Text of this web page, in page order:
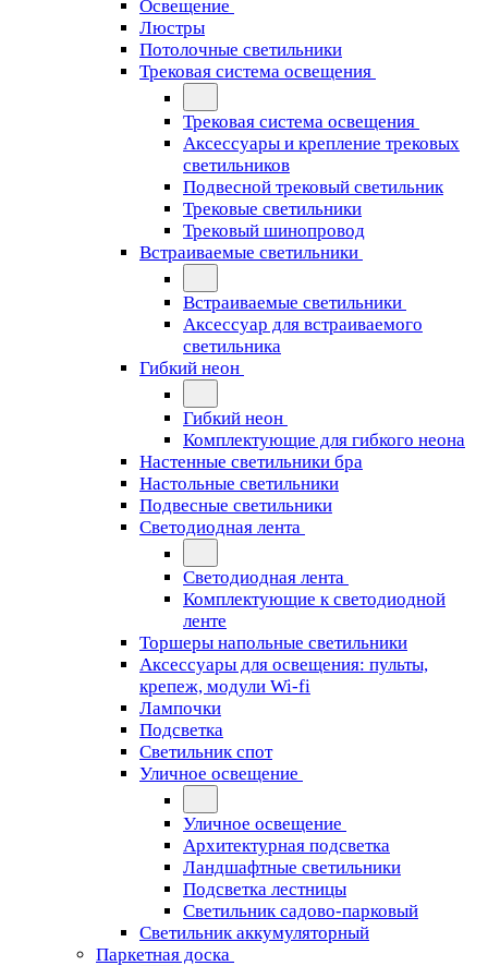
Освещение
Люстры
Потолочные светильники
Трековая система освещения
Трековая система освещения
Аксессуары и крепление трековых
светильников
Подвесной трековый светильник
Трековые светильники
Трековый шинопровод
Встраиваемые светильники
Встраиваемые светильники
Аксессуар для встраиваемого
светильника
Гибкий неон
Гибкий неон
Комплектующие для гибкого неона
Настенные светильники бра
Настольные светильники
Подвесные светильники
Светодиодная лента
Светодиодная лента
Комплектующие к светодиодной
ленте
Торшеры напольные светильники
Аксессуары для освещения: пульты,
крепеж, модули Wi-fi
Лампочки
Подсветка
Светильник спот
Уличное освещение
Уличное освещение
Архитектурная подсветка
Ландшафтные светильники
Подсветка лестницы
Светильник садово-парковый
Светильник аккумуляторный
Паркетная доска